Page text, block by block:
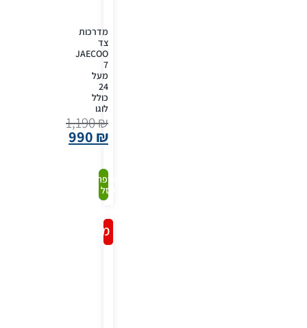
מדרכות
צד
JAECOO
7
מעל
24
כולל
לוגו
1,190₪
990 ₪
קנה
עכשיו
הוספה
לסל
מבצע!